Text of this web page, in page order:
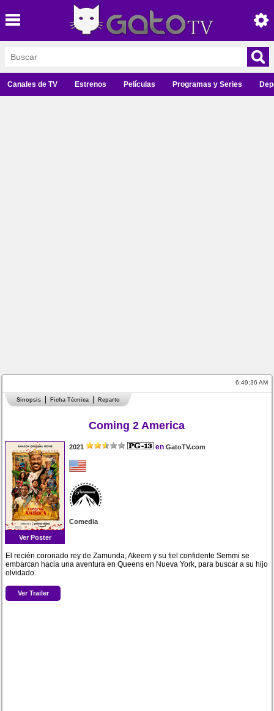
Canales de TV Estrenos Películas Programas y Series
6:49:36 AM
Sinopsis Ficha Técnica Reparto
Coming 2 America
Ver Poster
2021 en GatoTV.com
Comedia
El recién coronado rey de Zamunda, Akeem y su fiel confidente Semmi se
embarcan hacia una aventura en Queens en Nueva York, para buscar a su hijo
olvidado.
Ver Trailer